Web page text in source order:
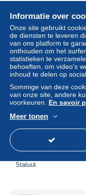
Nieuw
2007 " EUROPA : LE
de France N°
±
Statuut
Informatie over
Onze site gebruikt
de diensten te leveren
van ons platform te
onthouden om het
statistieken te
behoeften, om video's
inhoud te delen op
Sommige van deze
van onze site, andere
voorkeuren. En savoir
Meer tonen